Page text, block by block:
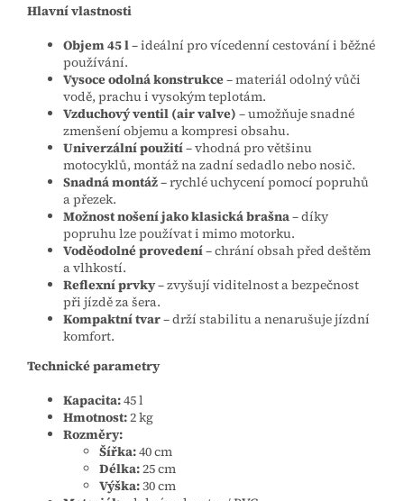
Hlavní vlastnosti
Objem 45 l– ideální pro vícedenní cestování i běžné
používání.
Vysoce odolná konstrukce– materiál odolný vůči
vodě, prachu i vysokým teplotám.
Vzduchový ventil (air valve) – umožňuje snadné
zmenšení objemu a kompresi obsahu.
Univerzální použití– vhodná pro většinu
motocyklů, montáž na zadní sedadlo nebo nosič.
Snadná montáž– rychlé uchycení pomocí popruhů
a přezek.
Možnost nošení jako klasická brašna– díky
popruhu lze používat i mimo motorku.
Voděodolné provedení– chrání obsah před deštěm
a vlhkostí.
Reflexní prvky– zvyšují viditelnost a bezpečnost
při jízdě za šera.
Kompaktní tvar– drží stabilitu a nenarušuje jízdní
komfort.
Technické parametry
Kapacita:45 l
Hmotnost:2 kg
Rozměry:
Šířka:40 cm
Délka:25 cm
Výška:30 cm